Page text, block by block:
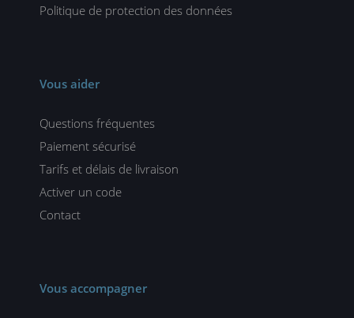
Politique de protection des données
Vous aider
Questions fréquentes
Paiement sécurisé
Tarifs et délais de livraison
Activer un code
Contact
Vous accompagner